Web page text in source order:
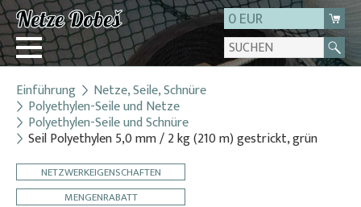
0 EUR
Login
Registrierung
Kontakt
Einführung Netze, Seile, Schnüre
Polyethylen-Seile und Netze
Polyethylen-Seile und Schnüre
Seil Polyethylen 5,0 mm / 2 kg (210 m) gestrickt, grün
NETZWERKEIGENSCHAFTEN
MENGENRABATT